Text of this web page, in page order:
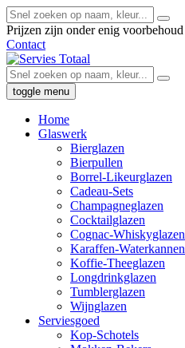
Prijzen zijn onder enig voorbehoud
Contact
toggle menu
Home
Glaswerk
Bierglazen
Bierpullen
Borrel-Likeurglazen
Cadeau-Sets
Champagneglazen
Cocktailglazen
Cognac-Whiskyglazen
Karaffen-Waterkannen
Koffie-Theeglazen
Longdrinkglazen
Tumblerglazen
Wijnglazen
Serviesgoed
Kop-Schotels